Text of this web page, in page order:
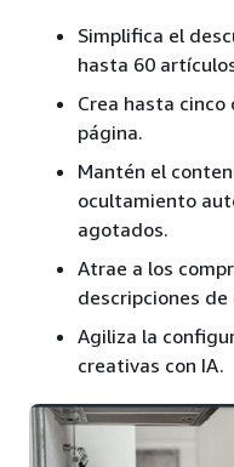
Simplifica el
hasta 60
Crea hasta cinco
página.
Mantén el
ocultamiento
agotados.
Atrae a los
descripciones
Agiliza la
creativas con IA.